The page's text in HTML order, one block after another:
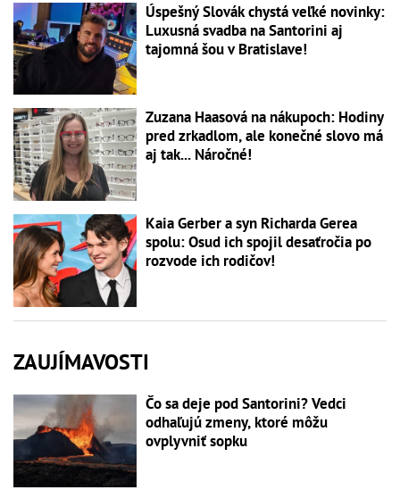
Úspešný Slovák chystá veľké novinky:
Luxusná svadba na Santorini aj
tajomná šou v Bratislave!
Zuzana Haasová na nákupoch: Hodiny
pred zrkadlom, ale konečné slovo má
aj tak... Náročné!
Kaia Gerber a syn Richarda Gerea
spolu: Osud ich spojil desaťročia po
rozvode ich rodičov!
ZAUJÍMAVOSTI
Čo sa deje pod Santorini? Vedci
odhaľujú zmeny, ktoré môžu
ovplyvniť sopku